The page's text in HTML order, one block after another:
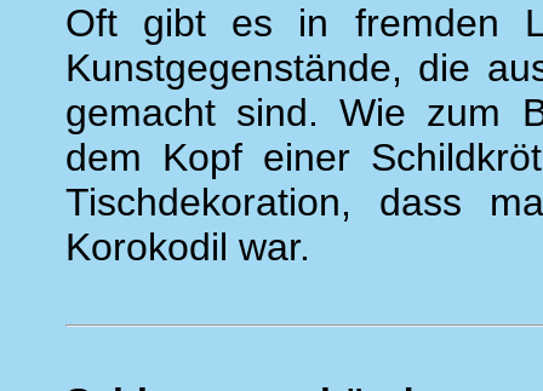
Oft gibt es in fremden
Kunstgegenstände, die
gemacht sind. Wie zum
dem Kopf einer
Tischdekoration, dass
Korokodil war.